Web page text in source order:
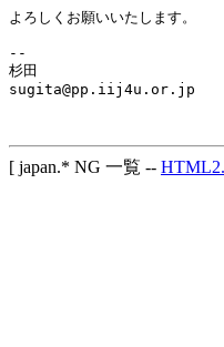
よろしくお願いいたします。
--
杉田
sugita@pp.iij4u.or.jp
[ japan.* NG 一覧 --